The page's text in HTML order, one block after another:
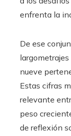
enfrenta la
De ese
nueve
Estas cifras
relevante
peso
de reflexión